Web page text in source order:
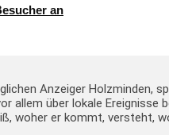
an
Anzeiger
allem über lokale
woher er kommt, versteht,